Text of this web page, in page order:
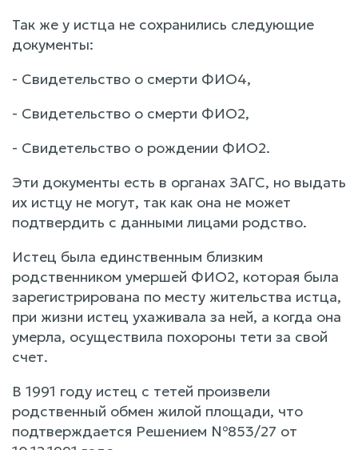
Так же у истца не сохранились следующие
документы:
- Свидетельство о смерти ФИО4,
- Свидетельство о смерти ФИО2,
- Свидетельство о рождении ФИО2.
Эти документы есть в органах ЗАГС, но выдать
их истцу не могут, так как она не может
подтвердить с данными лицами родство.
Истец была единственным близким
родственником умершей ФИО2, которая была
зарегистрирована по месту жительства истца,
при жизни истец ухаживала за ней, а когда она
умерла, осуществила похороны тети за свой
счет.
В 1991 году истец с тетей произвели
родственный обмен жилой площади, что
подтверждается Решением №853/27 от